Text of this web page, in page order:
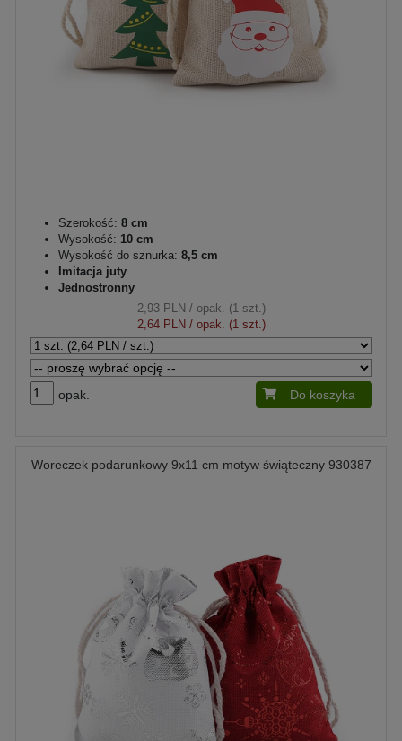
Szerokość: 8 cm
Wysokość: 10 cm
Wysokość do sznurka: 8,5 cm
Imitacja juty
Jednostronny
2,93 PLN/ opak. (1 szt.)
2,64 PLN/ opak. (1 szt.)
opak. Do koszyka
Woreczek podarunkowy 9x11 cm motyw świąteczny 930387